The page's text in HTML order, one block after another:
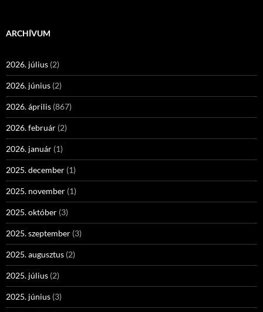
ARCHÍVUM
2026. július (2)
2026. június (2)
2026. április (867)
2026. február (2)
2026. január (1)
2025. december (1)
2025. november (1)
2025. október (3)
2025. szeptember (3)
2025. augusztus (2)
2025. július (2)
2025. június (3)